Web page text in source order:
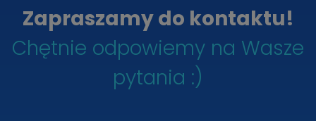
Zapraszamy do kontaktu!
Chętnie odpowiemy na Wasze
pytania :)